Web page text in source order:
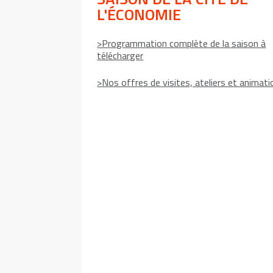
L'ÉCONOMIE
>Programmation complète de la saison à
télécharger
>Nos offres de visites, ateliers et